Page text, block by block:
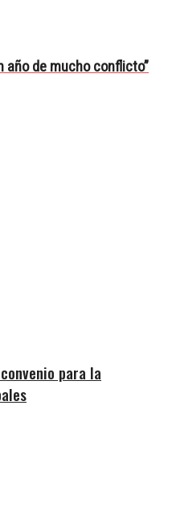
año de mucho conflicto”
para la